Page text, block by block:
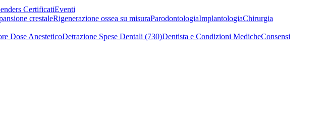
CertificatiEventi
crestaleRigenerazione ossea su misuraParodontologiaImplantologiaChirurgia
Dose AnesteticoDetrazione Spese Dentali (730)Dentista e Condizioni MedicheConsensi